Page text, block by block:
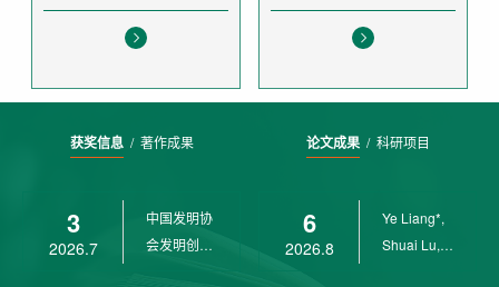
获奖信息/ 著作成果
3
2026.7
中国发明协
会发明创业
论文成果/ 科研项目
6
2026.8
Ye Liang*,
Shuai Lu,